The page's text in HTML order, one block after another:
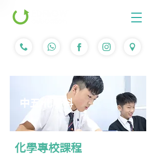
中五 化學科
化學專校課程